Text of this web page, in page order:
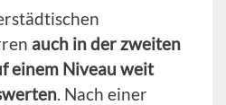
auch in der zweiten
einem Niveau weit
. Nach einer